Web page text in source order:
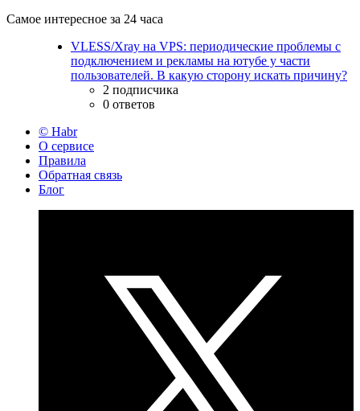
Самое интересное за 24 часа
VLESS/Xray на VPS: периодические проблемы с
подключением и рекламы на ютубе у части
пользователей. В какую сторону искать причину?
2 подписчика
0 ответов
© Habr
О сервисе
Правила
Обратная связь
Блог